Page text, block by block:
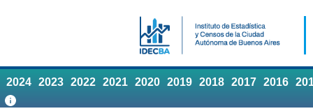
2024 2023 2022 2021 2020 2019 2018 2017 2016